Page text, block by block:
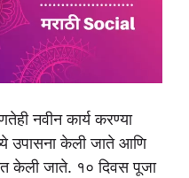
नवीन कार्य करण्या
उपासना केली जाते आणि
केली जाते. १० दिवस पूजा